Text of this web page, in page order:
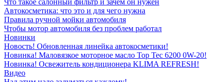
Что такое салонный фильтр и зачем он нужен
Автокосметика: что это и для чего нужна
Правила ручной мойки автомобиля
Чтобы мотор автомобиля без проблем работал
Новинки
Новость! Обновленная линейка автокосметики!
Новинка! Маловязкое моторное масло Top Tec 6200 0W-20!
Новинка! Освежитель кондиционера KLIMA REFRESH!
Видео